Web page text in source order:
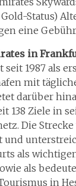
Status)
eine
in
1987 als
mit
darüber
138 Ziele in
Die
und
als
als
in